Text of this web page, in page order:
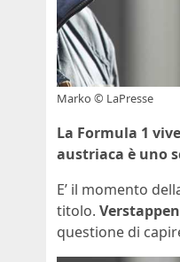
Marko © LaPresse
La Formula 1
austriaca è uno
E’ il momento
titolo. Verstappen
questione di